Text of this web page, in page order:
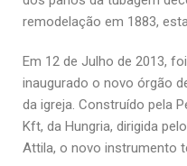
remodelação em 1883,
Em 12 de Julho de 2013,
inaugurado o novo órgão
da igreja. Construído pela
Kft, da Hungria, dirigida
Attila, o novo instrumento